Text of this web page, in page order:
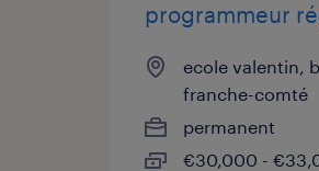
programmeur
ecole valentin,
franche-comté
permanent
€30,000 -